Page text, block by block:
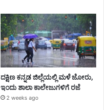
ದಕ್ಷಿಣ ಕನ್ನಡ ಜಿಲ್ಲೆಯಲ್ಲಿ ಮಳೆ ಜೋರು,
ಇಂದು ಶಾಲಾ ಕಾಲೇಜುಗಳಿಗೆ ರಜೆ
2 weeks ago